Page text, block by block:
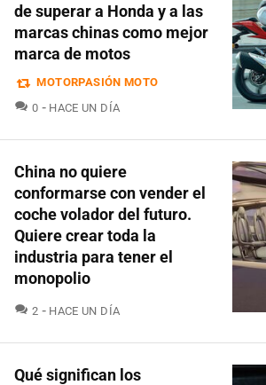
de superar a Honda y a las
marcas chinas como mejor
marca de motos
MOTORPASIÓN MOTO
0 COMENTARIOS
HACE UN DÍA
China no quiere
conformarse con vender el
coche volador del futuro.
Quiere crear toda la
industria para tener el
monopolio
2 COMENTARIOS
HACE UN DÍA
Qué significan los